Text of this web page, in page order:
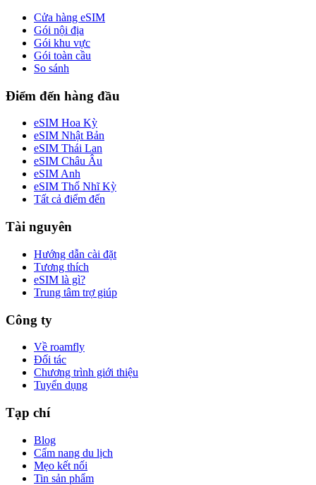
Cửa hàng eSIM
Gói nội địa
Gói khu vực
Gói toàn cầu
So sánh
Điểm đến hàng đầu
eSIM Hoa Kỳ
eSIM Nhật Bản
eSIM Thái Lan
eSIM Châu Âu
eSIM Anh
eSIM Thổ Nhĩ Kỳ
Tất cả điểm đến
Tài nguyên
Hướng dẫn cài đặt
Tương thích
eSIM là gì?
Trung tâm trợ giúp
Công ty
Về roamfly
Đối tác
Chương trình giới thiệu
Tuyển dụng
Tạp chí
Blog
Cẩm nang du lịch
Mẹo kết nối
Tin sản phẩm